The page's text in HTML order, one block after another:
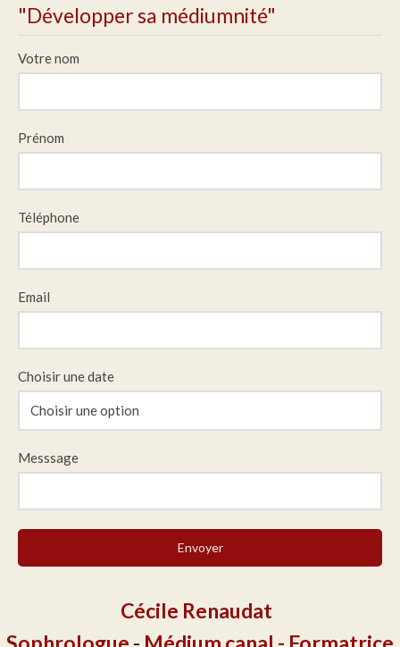
"Développer sa médiumnité"
Votre nom
Prénom
Téléphone
Email
Choisir une date
Choisir une option
Messsage
Envoyer
Cécile Renaudat